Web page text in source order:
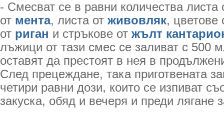
- Смесват се в равни количества листа
от мента, листа от живовляк, цветове
от риган и стръкове от жълт
лъжици от тази смес се заливат с 500
оставят да престоят в нея в
След прецеждане, така приготвената
четири равни дози, които се изпиват
закуска, обяд и вечеря и преди лягане